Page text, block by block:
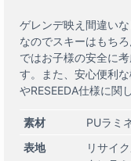
ゲレンデ映え間違い
なのでスキーはもち
ではお子様の安全に
す。また、安心便利
やRESEEDA仕様に関
素材
PUラミ
表地
リサイ